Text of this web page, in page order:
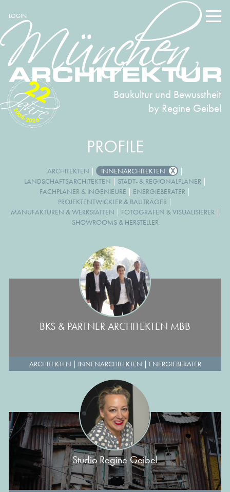
LOGIN
Baukultur und Bewusstheit
by Regine Geibel
2004-2026
22
PROFILE
ARCHITEKTEN | INNENARCHITEKTEN
|
LANDSCHAFTSARCHITEKTEN | STADT- & REGIONALPLANER |
FACHPLANER & INGENIEURE | ENERGIEBERATER |
PROJEKTENTWICKLER & BAUTRÄGER |
MANUFAKTUREN & WERKSTÄTTEN | FOTOGRAFEN & VISUALISIERER |
SHOWROOMS & HERSTELLER
BKS & PARTNER ARCHITEKTEN MBB
ARCHITEKTEN | INNENARCHITEKTEN | ENERGIEBERATER
Studio Regine Geibel